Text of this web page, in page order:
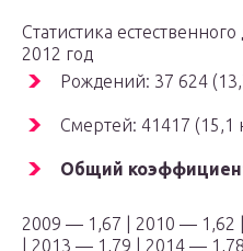
Статистика
2012 год
Рождений: 37 624
Смертей: 41417 (15,1
Общий
2009 — 1,67 | 2010 — 1,62
| 2013 — 1,79 | 2014 —